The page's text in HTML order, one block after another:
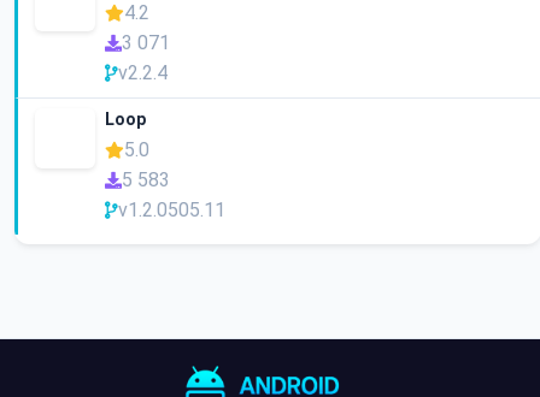
4.2
3 071
v2.2.4
Loop
5.0
5 583
v1.2.0505.11